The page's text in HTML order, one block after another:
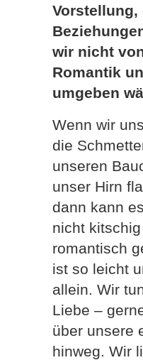
Vorstellung,
wir nicht
Romantik
umgeben
Wenn wir
die
unseren
unser Hirn
dann kann
nicht
romantisch
ist so leicht
allein. Wir
Liebe –
über unsere
hinweg. Wir